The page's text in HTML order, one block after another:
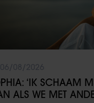
‘IK SCHAAM
ALS WE MET